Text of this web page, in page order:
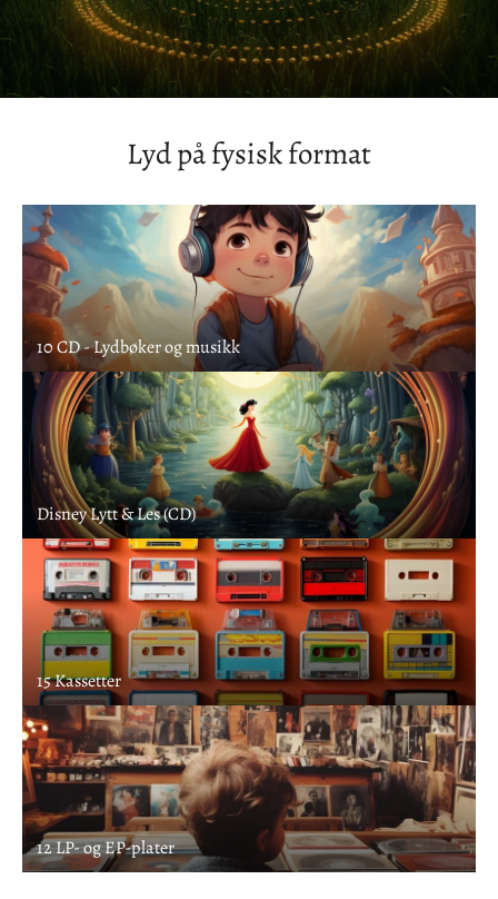
Lyd på fysisk format
10 CD - Lydbøker og musikk
Disney Lytt & Les (CD)
15 Kassetter
12 LP- og EP-plater